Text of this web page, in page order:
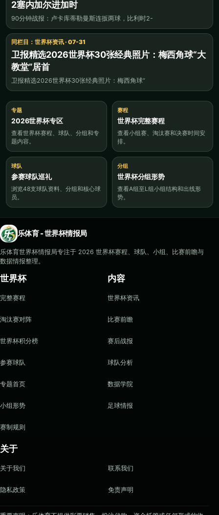
2塞内加尔进加时
90分钟战报：卢卡库蒂勒曼斯连扳两球，比利时2-
同栏目：世界杯资讯 · 07-31
卫报精选2026世界杯30张经典照片：梅西角球“大
教堂”居首
卫报精选2026世界杯30张经典照片：梅西角球“
专题
2026世界杯专区
查看世界杯赛程、球队、分组和专
题内容。
赛程
世界杯完整赛程
查看小组赛、淘汰赛和决赛时间安
排。
球队
参赛球队巡礼
浏览48支球队资料、分组和核心球
员。
分组
世界杯分组形势
查看A组至L组小组结构和出线形
势。
乐体育 - 世界杯情报局
乐体育世界杯情报局专注于 2026 世界杯赛程、球队、小组、比赛前瞻与
数据情报整理。
世界杯
完整赛程
淘汰赛对阵
世界杯积分榜
参赛球队
专题首页
小组形势
赛制规则
内容
世界杯资讯
比赛前瞻
赛后战报
球队分析
数据学院
足球情报
关于
关于我们 联系我们
隐私政策 免责声明